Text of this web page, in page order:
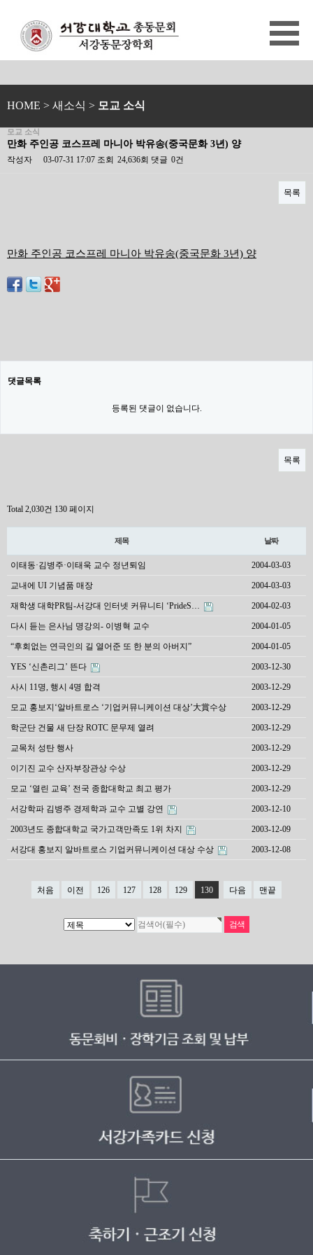
HOME > 새소식 > 모교 소식
모교 소식
만화 주인공 코스프레 마니아 박유송(중국문화 3년) 양
작성자 03-07-31 17:07 조회 24,636회 댓글 0건
목록
만화 주인공 코스프레 마니아 박유송(중국문화 3년) 양
댓글목록
등록된 댓글이 없습니다.
목록
Total 2,030건 130 페이지
제목 날짜
이태동·김병주·이태욱 교수 정년퇴임 2004-03-03
교내에 UI 기념품 매장 2004-03-03
재학생 대학PR팀-서강대 인터넷 커뮤니티 ‘PrideS… 2004-02-03
다시 듣는 은사님 명강의- 이병혁 교수 2004-01-05
“후회없는 연극인의 길 열어준 또 한 분의 아버지” 2004-01-05
YES ‘신촌리그’ 뜬다 2003-12-30
사시 11명, 행시 4명 합격 2003-12-29
모교 홍보지‘알바트로스 ‘기업커뮤니케이션 대상’大賞수상 2003-12-29
학군단 건물 새 단장 ROTC 문무제 열려 2003-12-29
교목처 성탄 행사 2003-12-29
이기진 교수 산자부장관상 수상 2003-12-29
모교 ‘열린 교육’ 전국 종합대학교 최고 평가 2003-12-29
서강학파 김병주 경제학과 교수 고별 강연 2003-12-10
2003년도 종합대학교 국가고객만족도 1위 차지 2003-12-09
서강대 홍보지 알바트로스 기업커뮤니케이션 대상 수상 2003-12-08
처음 이전 126 127 128 129 130 다음 맨끝